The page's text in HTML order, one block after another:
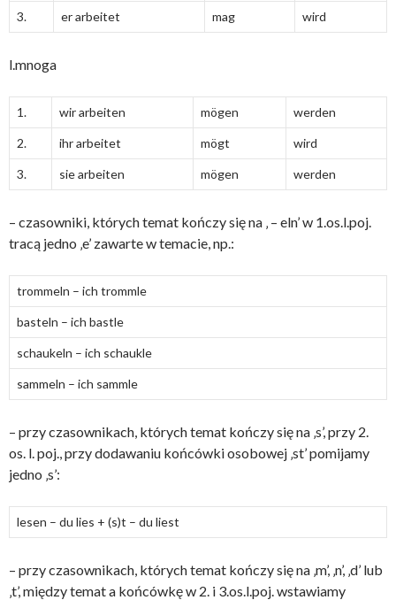
3. er arbeitet mag wird
l.mnoga
1. wir arbeiten mögen werden
2. ihr arbeitet mögt wird
3. sie arbeiten mögen werden
– czasowniki, których temat kończy się na ‚ – eln’ w 1.os.l.poj.
tracą jedno ‚e’ zawarte w temacie, np.:
trommeln – ich trommle
basteln – ich bastle
schaukeln – ich schaukle
sammeln – ich sammle
– przy czasownikach, których temat kończy się na ‚s’, przy 2.
os. l. poj., przy dodawaniu końcówki osobowej ‚st’ pomijamy
jedno ‚s’:
lesen – du lies + (s)t – du liest
– przy czasownikach, których temat kończy się na ‚m’, ‚n’, ‚d’ lub
‚t’, między temat a końcówkę w 2. i 3.os.l.poj. wstawiamy